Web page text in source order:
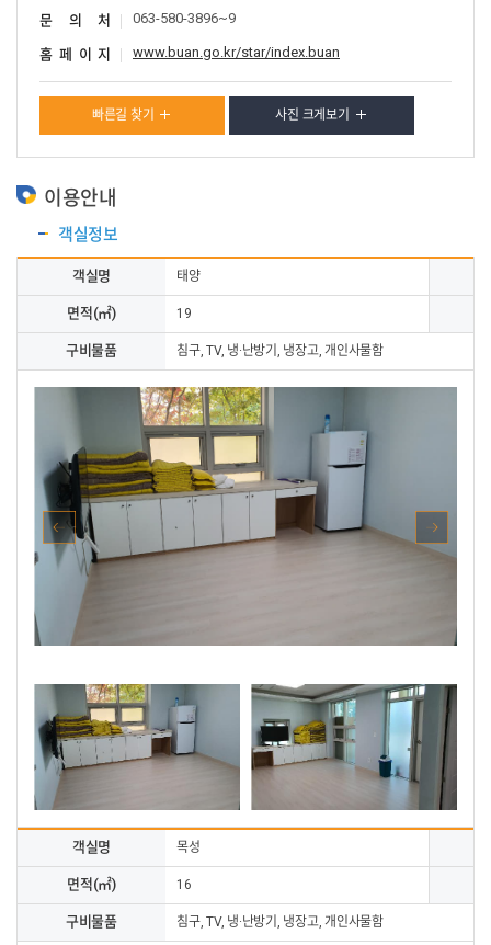
문 의 처 063-580-3896~9
홈 페 이 지 www.buan.go.kr/star/index.buan
빠른길 찾기 사진 크게보기
이용안내
객실정보
객실명 태양
면적(㎡) 19
구비물품 침구, TV, 냉·난방기, 냉장고, 개인사물함
객실명 목성
면적(㎡) 16
구비물품 침구, TV, 냉·난방기, 냉장고, 개인사물함